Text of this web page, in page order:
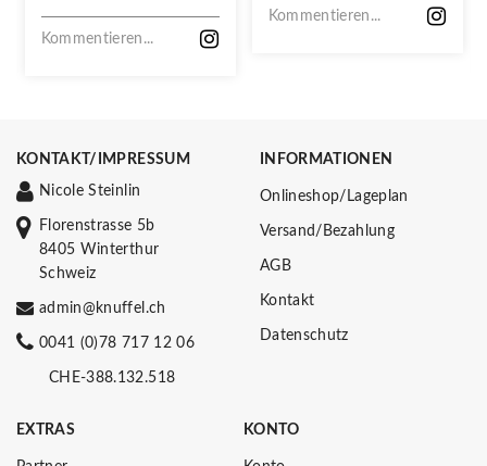
VERPASSEN!
Kommentieren...
Kommentieren...
KONTAKT/IMPRESSUM
Nicole Steinlin
Florenstrasse 5b
8405 Winterthur
Schweiz
admin@knuffel.ch
0041 (0)78 717 12 06
CHE-388.132.518
INFORMATIONEN
Onlineshop/Lageplan
Versand/Bezahlung
AGB
Kontakt
Datenschutz
EXTRAS KONTO